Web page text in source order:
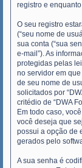
registro e
O seu registro
(“seu nome de
sua conta (“sua
e-mail”). As
protegidas pelas
no servidor em
de seu nome de
solicitados por
critédio de “DWA
Em todo caso,
você deseja que
possui a opção de
gerados pelo
A sua senha é